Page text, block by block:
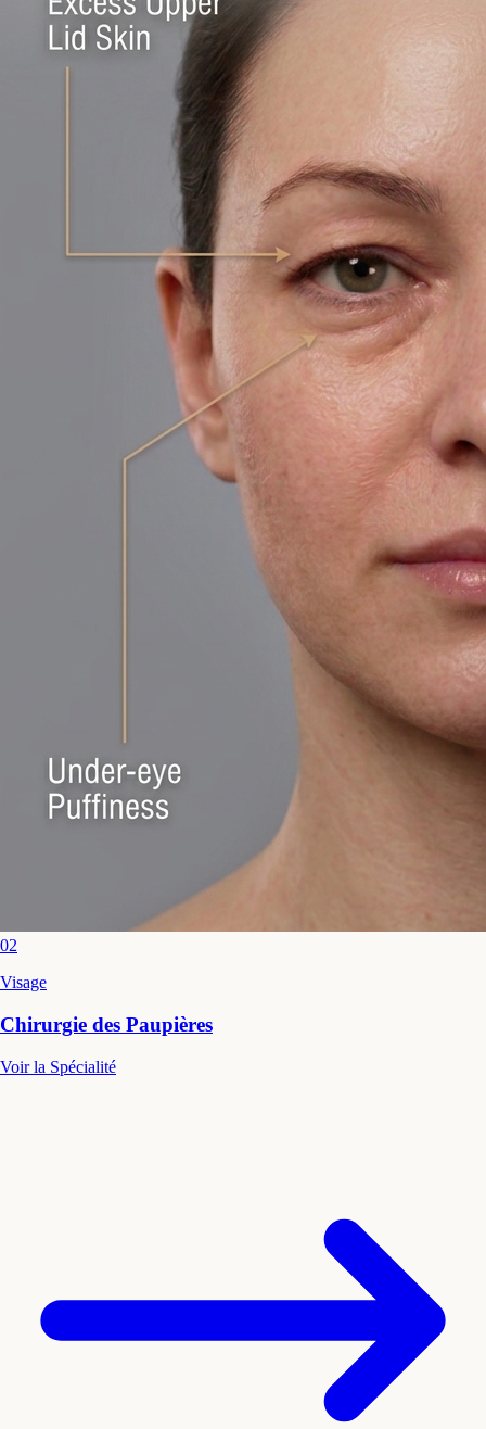
02
Visage
Chirurgie des Paupières
Voir la Spécialité